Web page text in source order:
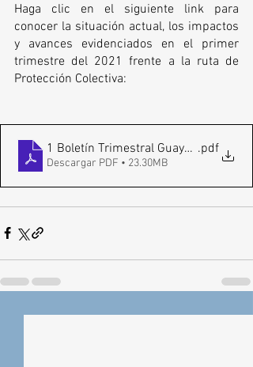
Haga clic en el siguiente link para
conocer la situación actual, los impactos
y avances evidenciados en el primer
trimestre del 2021 frente a la ruta de
Protección Colectiva:
1 Boletín Trimestral Guayabo Final
.pdf
Descargar PDF • 23.30MB